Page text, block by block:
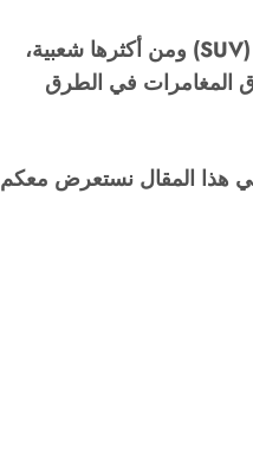
تُعد سيارة سوزوكي جيمني Suzuki Jimny واحدة من اشهر سيارات الدفع الرباعي (SUV) ومن أكثرها شعبية،
المغامرات في الطرق
للسيارة اليابانية في معرض طوكيو الدوليّ للسيّارات عام 1997. في هذا المقال نستعرض معكم